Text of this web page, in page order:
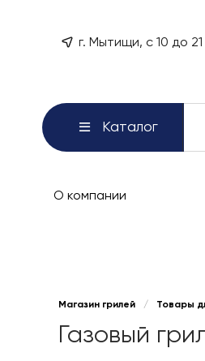
г. Мытищи, с 10 до 21
Каталог
О компании
Магазин грилей / Товары
Газовый